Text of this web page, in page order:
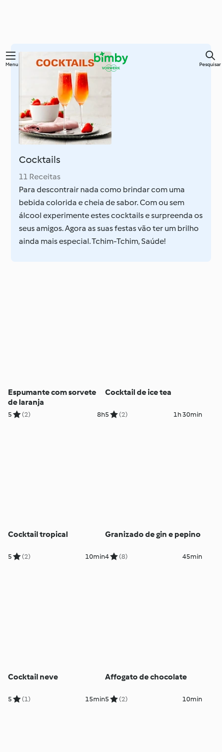
Saltar
principal
Menu Pesquisar
Cocktails
11 Receitas
Para descontrair nada como brindar com uma
bebida colorida e cheia de sabor. Com ou sem
álcool experimente estes cocktails e surpreenda os
seus amigos. Agora as suas festas vão ter um brilho
ainda mais especial. Tchim-Tchim, Saúde!
Espumante com sorvete
de laranja
5 (2) 8h
Cocktail de ice tea
5 (2) 1h 30min
Cocktail tropical
5 (2) 10min
Granizado de gin e pepino
4 (8) 45min
Cocktail neve
5 (1) 15min
Affogato de chocolate
5 (2) 10min